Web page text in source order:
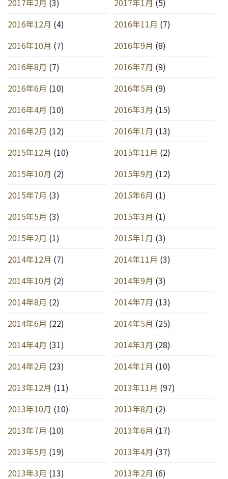
2017年2月 (3) 2017年1月 (5)
2016年12月 (4) 2016年11月 (7)
2016年10月 (7) 2016年9月 (8)
2016年8月 (7) 2016年7月 (9)
2016年6月 (10) 2016年5月 (9)
2016年4月 (10) 2016年3月 (15)
2016年2月 (12) 2016年1月 (13)
2015年12月 (10) 2015年11月 (2)
2015年10月 (2) 2015年9月 (12)
2015年7月 (3) 2015年6月 (1)
2015年5月 (3) 2015年3月 (1)
2015年2月 (1) 2015年1月 (3)
2014年12月 (7) 2014年11月 (3)
2014年10月 (2) 2014年9月 (3)
2014年8月 (2) 2014年7月 (13)
2014年6月 (22) 2014年5月 (25)
2014年4月 (31) 2014年3月 (28)
2014年2月 (23) 2014年1月 (10)
2013年12月 (11) 2013年11月 (97)
2013年10月 (10) 2013年8月 (2)
2013年7月 (10) 2013年6月 (17)
2013年5月 (19) 2013年4月 (37)
2013年3月 (13) 2013年2月 (6)